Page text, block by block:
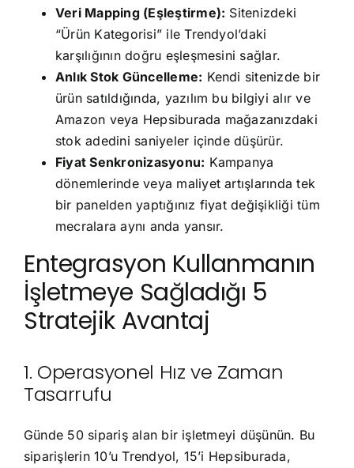
Veri Mapping (Eşleştirme): Sitenizdeki
“Ürün Kategorisi” ile Trendyol’daki
karşılığının doğru eşleşmesini sağlar.
Anlık Stok Güncelleme: Kendi sitenizde bir
ürün satıldığında, yazılım bu bilgiyi alır ve
Amazon veya Hepsiburada mağazanızdaki
stok adedini saniyeler içinde düşürür.
Fiyat Senkronizasyonu: Kampanya
dönemlerinde veya maliyet artışlarında tek
bir panelden yaptığınız fiyat değişikliği tüm
mecralara aynı anda yansır.
Entegrasyon Kullanmanın
İşletmeye Sağladığı 5
Stratejik Avantaj
1. Operasyonel Hız ve Zaman
Tasarrufu
Günde 50 sipariş alan bir işletmeyi düşünün. Bu
siparişlerin 10’u Trendyol, 15’i Hepsiburada,